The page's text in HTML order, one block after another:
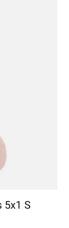
5x1 S